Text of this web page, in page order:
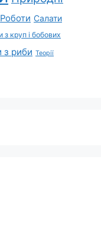
Роботи Салати
з круп і бобових
з риби Теорії